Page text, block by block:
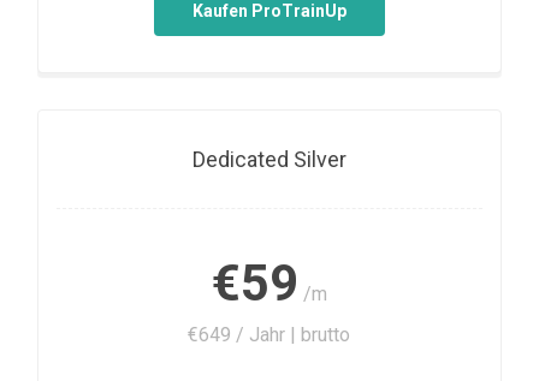
Kaufen ProTrainUp
Dedicated Silver
€59 /m
€649 / Jahr | brutto